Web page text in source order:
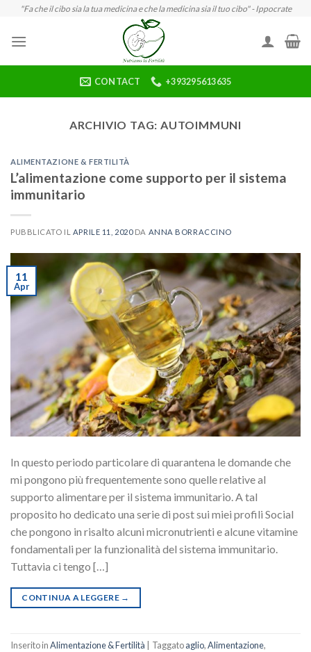
content
"Fa che il cibo sia la tua medicina e che la medicina sia il tuo cibo" - Ippocrate
CONTACT +393295613635
ARCHIVIO TAG:AUTOIMMUNI
ALIMENTAZIONE & FERTILITÀ
L’alimentazione come supporto per il sistema
immunitario
PUBBLICATO IL APRILE 11, 2020DA ANNA BORRACCINO
11
Apr
In questo periodo particolare di quarantena le domande che
mi pongono più frequentemente sono quelle relative al
supporto alimentare per il sistema immunitario. A tal
proposito ho dedicato una serie di post sui miei profili Social
che pongono in risalto alcuni micronutrienti e alcune vitamine
fondamentali per la funzionalità del sistema immunitario.
Tuttavia ci tengo […]
CONTINUA A LEGGERE →
Inserito inAlimentazione & Fertilità Taggatoaglio,Alimentazione,